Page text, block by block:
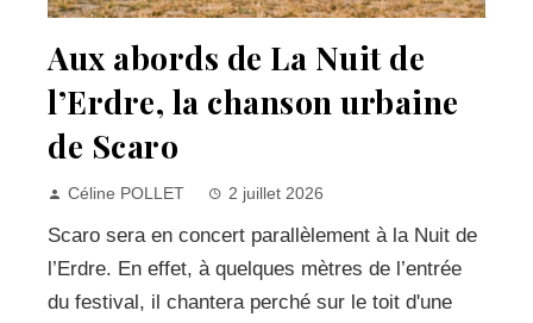
Aux abords de La Nuit de
l’Erdre, la chanson urbaine
de Scaro
Céline POLLET 2 juillet 2026
Scaro sera en concert parallèlement à la Nuit de
l’Erdre. En effet, à quelques mètres de l’entrée
du festival, il chantera perché sur le toit d'une